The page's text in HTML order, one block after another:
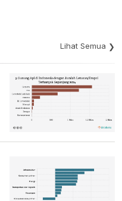
Lihat Semua